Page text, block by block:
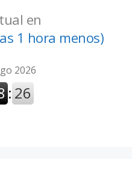
en
1 hora menos)